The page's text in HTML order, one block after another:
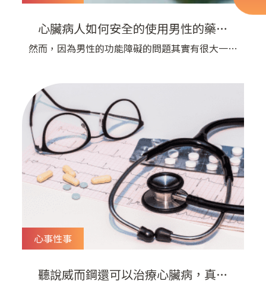
心臟病人如何安全的使用男性的藥物
呢？ | 宇平診所
然而，因為男性的功能障礙的問題其實有很大一部
發身體其他部分的血管疾病，所以我們在使用威而
鋼的病人身上一定要注意他的整體心臟疾病風險！
目前最常見的威而鋼副作用是頭痛、臉紅、腸胃不
適、鼻塞與視力模糊等等，以頭痛和臉紅最多，大
概10-15%，其他的副作用大概
心事性事
聽說威而鋼還可以治療心臟病，真的